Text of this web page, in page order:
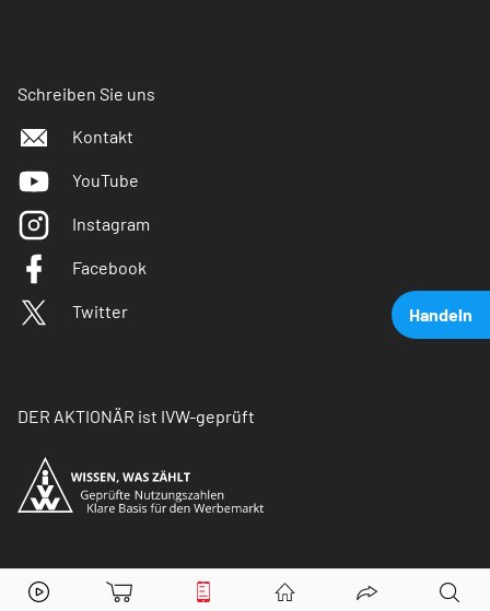
Handeln
Teamviewer Aktie jetzt handeln?
Schreiben Sie uns
Kontakt
YouTube
Instagram
Facebook
Twitter
DER AKTIONÄR ist IVW-geprüft